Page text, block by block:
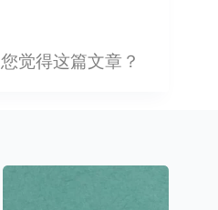
您觉得这篇文章？